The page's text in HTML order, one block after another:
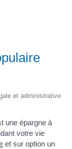
et administrative
une épargne à
votre vie
et sur option un